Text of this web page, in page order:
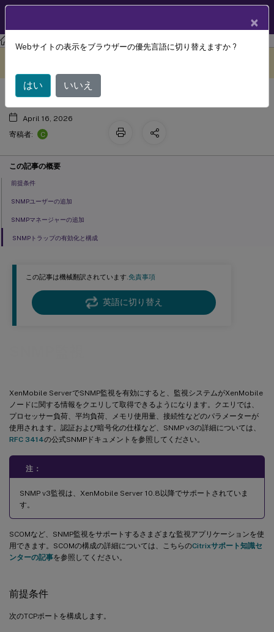
XenMobile Server 最新リリース XenMobile Server
この記事は機械翻訳されています.免責事項
英語に切り替え
XenMobile ServerでSNMP監視を有効にすると、監視システムがXenMobile
ノードに関する情報をクエリして取得できるようになります。クエリでは、
プロセッサー負荷、平均負荷、メモリ使用量、接続性などのパラメーターが
使用されます。認証および暗号化の仕様など、SNMP v3の詳細については、
RFC 3414の公式SNMPドキュメントを参照してください。
注：
SNMP v3監視は、XenMobile Server 10.8以降でサポートされていま
す。
SCOMなど、SNMP監視をサポートするさまざまな監視アプリケーションを使
用できます。SCOMの構成の詳細については、こちらのCitrixサポート知識セ
ンターの記事を参照してください。
前提条件
次のTCPポートを構成します。
SNMP監視
April 16, 2026
寄稿者:
C
この記事の概要
前提条件
SNMPユーザーの追加
SNMPマネージャーの追加
SNMPトラップの有効化と構成
×
Webサイトの表示をブラウザーの優先言語に切り替えますか ?
はい いいえ